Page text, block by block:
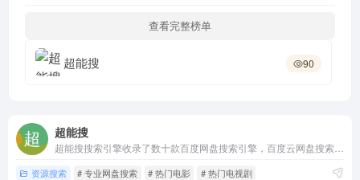
查看完整榜单
超能搜 90
超能搜
资源搜索 # 专业网盘搜索 # 热门电影 # 热门电视剧